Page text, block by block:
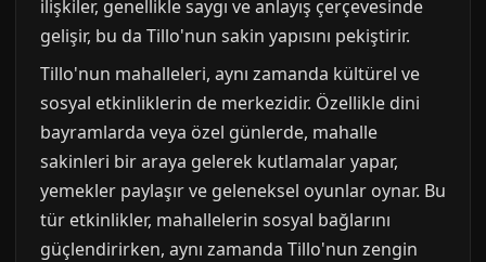
ilişkiler, genellikle saygı ve anlayış çerçevesinde
gelişir, bu da Tillo'nun sakin yapısını pekiştirir.
Tillo'nun mahalleleri, aynı zamanda kültürel ve
sosyal etkinliklerin de merkezidir. Özellikle dini
bayramlarda veya özel günlerde, mahalle
sakinleri bir araya gelerek kutlamalar yapar,
yemekler paylaşır ve geleneksel oyunlar oynar. Bu
tür etkinlikler, mahallelerin sosyal bağlarını
güçlendirirken, aynı zamanda Tillo'nun zengin